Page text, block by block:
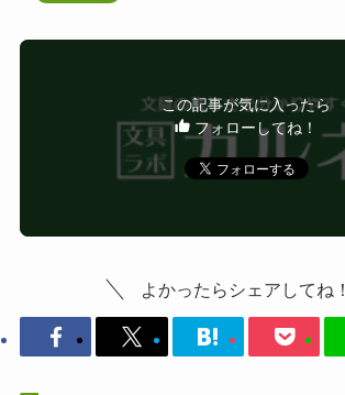
この記事が気に入ったら
フォローしてね！
よかったらシェアしてね！